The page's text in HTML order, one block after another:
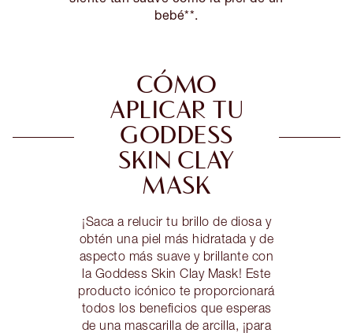
bebé**.
CÓMO
APLICAR TU
GODDESS
SKIN CLAY
MASK
¡Saca a relucir tu brillo de diosa y
obtén una piel más hidratada y de
aspecto más suave y brillante con
la Goddess Skin Clay Mask! Este
producto icónico te proporcionará
todos los beneficios que esperas
de una mascarilla de arcilla, ¡para